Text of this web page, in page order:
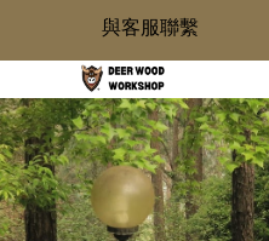
家具
木雜貨
與客服聯繫